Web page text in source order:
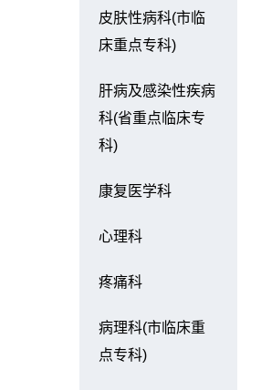
皮肤性病科(市临
床重点专科)
肝病及感染性疾病
科(省重点临床专
科)
康复医学科
心理科
疼痛科
病理科(市临床重
点专科)